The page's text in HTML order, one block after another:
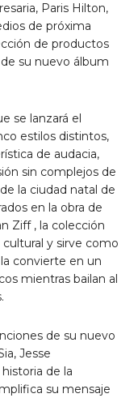
Paris Hilton,
de próxima
de productos
su nuevo álbum
se lanzará el
estilos distintos,
de audacia,
sin complejos de
la ciudad natal de
en la obra de
Ziff, la colección
y sirve como
convierte en un
mientras bailan al
de su nuevo
Jesse
de la
su mensaje